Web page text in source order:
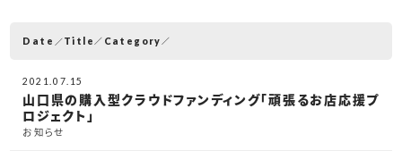
Date Title Category
2021.07.15
山口県の購入型クラウドファンディング「頑張るお店応援プ
ロジェクト」
お知らせ